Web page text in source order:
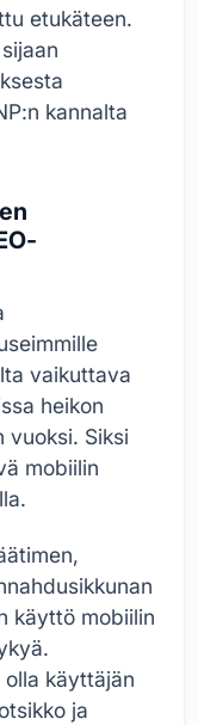
etukäteen.
kannalta
vaikuttava
heikon
vuoksi. Siksi
mobiilin
käyttö mobiilin
olla käyttäjän
ja